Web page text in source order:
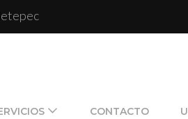
CONTACTO